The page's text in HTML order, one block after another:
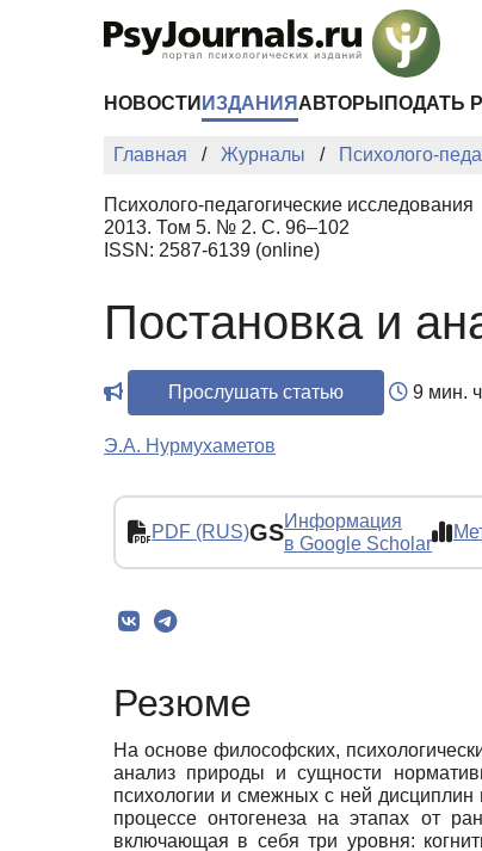
НОВОСТИ ИЗДАНИЯ АВТОРЫ ПОДАТЬ
Главная Журналы Психолого-
Психолого-педагогические исследования
2013. Том 5. № 2. С. 96–102
ISSN: 2587-6139 (online)
Постановка и
Прослушать статью 9 мин.
Э.А. Нурмухаметов
PDF (RUS)GSИнформация
в Google Scholar
Резюме
На основе философских,
анализ природы и сущности
психологии и смежных с ней дисциплин
процессе онтогенеза на этапах от
включающая в себя три уровня: